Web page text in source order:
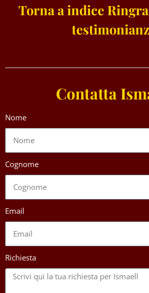
Torna a indice
Contatta
Nome
Cognome
Email
Richiesta